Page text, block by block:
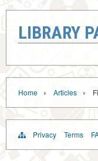
LIBRARY
Home › Articles ›
Privacy Terms